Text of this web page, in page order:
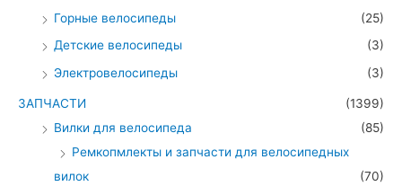
Горные велосипеды
(25)
Детские велосипеды
(3)
Электровелосипеды
(3)
ЗАПЧАСТИ
(1399)
Вилки для велосипеда
(85)
Ремкопмлекты и запчасти для велосипедных
вилок
(70)